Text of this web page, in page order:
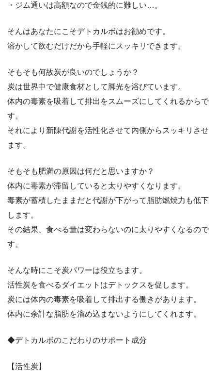
・ジム通いは高額なので金銭的に難しい…。
そんはあなたにこそデトカルボはお勧めです。
溶かして飲むだけだから手軽にスッキリできます。
そもそも何故炭が良いのでしょうか？
炭は世界中で健康食材として脚光を浴びています。
体内の毒素を吸着して排出をスムーズにしてくれるからで
す。
それにより新陳代謝を活性化させて内側からスッキリさせ
ます。
そもそも肥満の原因は何だと思いますか？
体内に毒素が滞留していると太りやすくなります。
毒素が蓄積したままだと代謝が下がって脂肪燃焼力も低下
します。
その結果、食べる量は変わらないのに太りやすくなるので
す。
そんな時にこそ炭パワーは役立ちます。
活性炭を食べるダイエットはデトックスを促します。
炭には体内の毒素を吸着して排出する働きがあります。
体内に余計な脂肪を溜め込まないようにしてくれます。
◆デトカルボのこだわりのサポート成分
【活性炭】